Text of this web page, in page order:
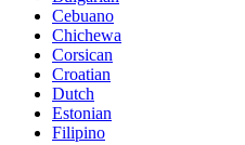
Cebuano
Chichewa
Corsican
Croatian
Dutch
Estonian
Filipino